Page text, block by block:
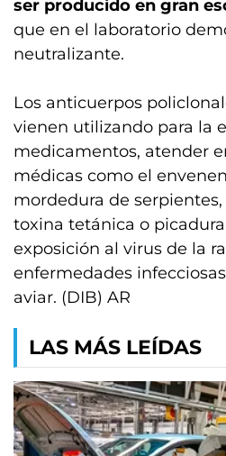
ser producido en gran
que en el laboratorio
neutralizante.
Los anticuerpos
vienen utilizando para la
medicamentos, atender
médicas como el
mordedura de
toxina tetánica o
exposición al virus de la
enfermedades
aviar. (DIB) AR
LAS MÁS LEÍDAS